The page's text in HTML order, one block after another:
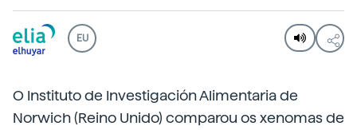
EU
O Instituto de Investigación Alimentaria de
Norwich (Reino Unido) comparou os xenomas de